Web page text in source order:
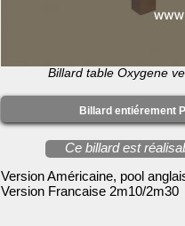
Billard table Oxygene
Billard entiérement
Ce billard est
Version Américaine, pool
Version Francaise 2m10/2m30